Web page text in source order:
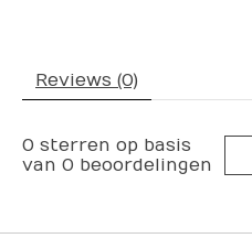
Reviews (0)
0 sterren op basis
van 0 beoordelingen